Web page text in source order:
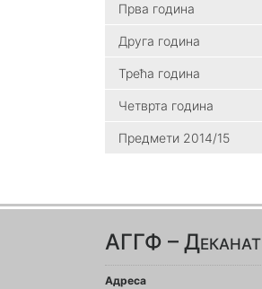
Прва година
Друга година
Трећа година
Четврта година
Предмети 2014/15
АГГФ – Деканат
Адреса